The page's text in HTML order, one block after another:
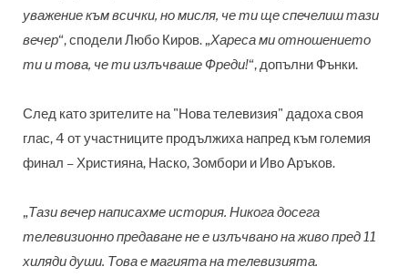
уважение към всички, но мисля, че ти ще спечелиш тази
вечер“, сподели Любо Киров. „Хареса ми отношението
ти и това, че ти излъчваше Фреди!“, допълни Фънки.
След като зрителите на "Нова телевизия" дадоха своя
глас, 4 от участниците продължиха напред към големия
финал – Християна, Наско, Зомбори и Иво Аръков.
„Тази вечер написахме история. Никога досега
телевизионно предаване не е излъчвано на живо пред 11
хиляди души. Това е магията на телевизията.